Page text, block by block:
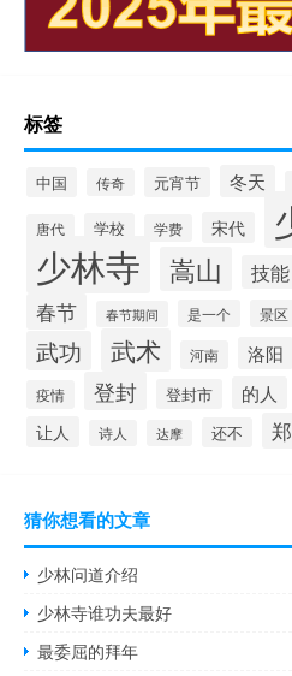
标签
中国 传奇 元宵节 冬天
唐代 学校 学费 宋代
少林寺 嵩山 技能
春节 春节期间 是一个 景区
武功 武术 河南 洛阳
疫情 登封 登封市 的人
让人 诗人 达摩 还不
猜你想看的文章
少林问道介绍
少林寺谁功夫最好
最委屈的拜年